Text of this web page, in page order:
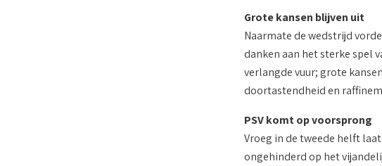
Grote kansen blijven uit
Naarmate de wedstrijd
danken aan het sterke spel
verlangde vuur; grote
doortastendheid en
PSV komt op voorsprong
Vroeg in de tweede helft
ongehinderd op het